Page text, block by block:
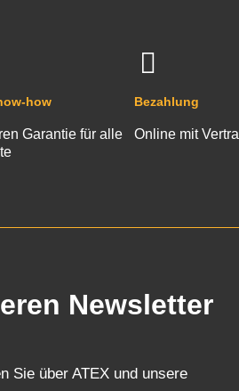
how
Garantie für alle
Bezahlung
Online mit
Newsletter
Sie über ATEX und unsere